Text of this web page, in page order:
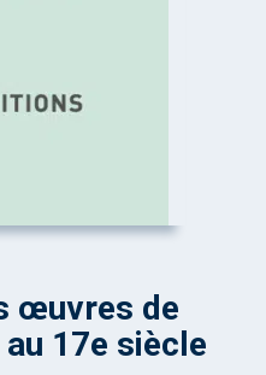
œuvres de
17e siècle